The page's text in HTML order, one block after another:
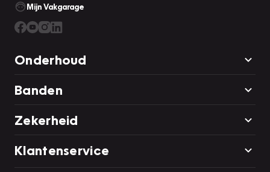
Mijn Vakgarage
Onderhoud
Banden
Zekerheid
Klantenservice